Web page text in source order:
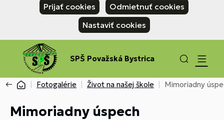
Prijať cookies
Odmietnuť cookies
Nastaviť cookies
SPŠ Považská Bystrica
Fotogalérie Život na našej škole Mimoriadny
Mimoriadny úspech